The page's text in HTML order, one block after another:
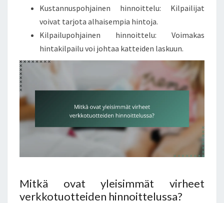
Kustannuspohjainen hinnoittelu: Kilpailijat
voivat tarjota alhaisempia hintoja.
Kilpailupohjainen hinnoittelu: Voimakas
hintakilpailu voi johtaa katteiden laskuun.
Mitkä ovat yleisimmät virheet
verkkotuotteiden hinnoittelussa?